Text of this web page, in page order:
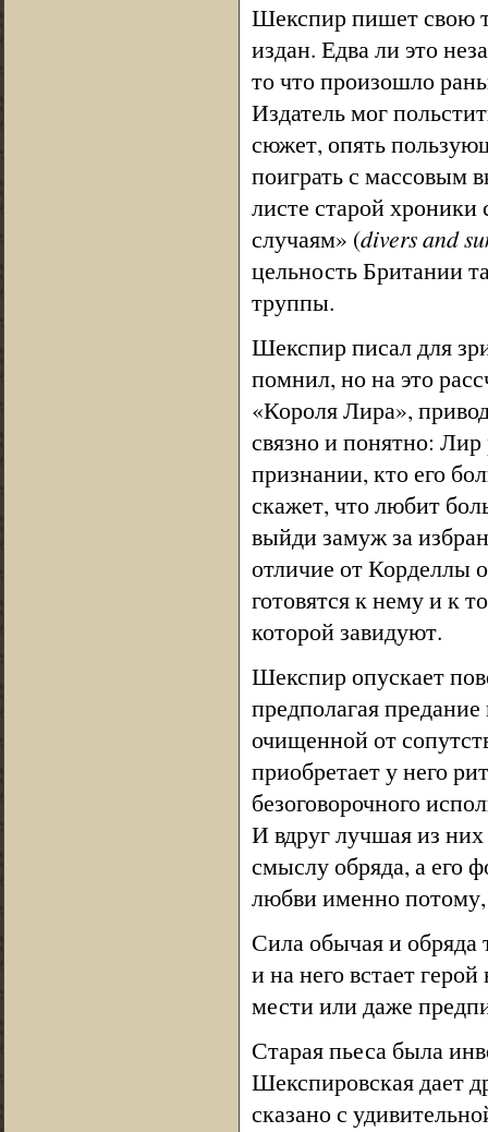
Шекспир пишет свою
издан. Едва ли это
то что произошло
Издатель мог
сюжет, опять
поиграть с массовым
листе старой хроники
случаям» (divers and
цельность Британии
труппы.
Шекспир писал для
помнил, но на это
«Короля Лира»,
связно и понятно:
признании, кто его
скажет, что любит
выйди замуж за
отличие от Корделлы
готовятся к нему и к
которой завидуют.
Шекспир опускает
предполагая
очищенной от
приобретает у него
безоговорочного
И вдруг лучшая из
смыслу обряда, а его
любви именно
Сила обычая и обряда
и на него встает
мести или даже
Старая пьеса была
Шекспировская дает
сказано с